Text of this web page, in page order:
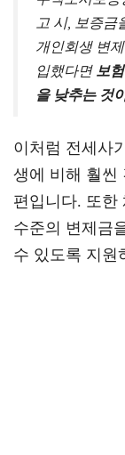
고 시, 보증금
개인회생 변
입했다면 보
을 낮추는 것
이처럼 전세사
생에 비해 훨씬
편입니다. 또한
수준의 변제금
수 있도록 지원